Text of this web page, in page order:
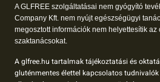
A GLFREE szolgáltatásai nem gyógyító
Company Kft. nem nyújt egészségügyi
megosztott információk nem helyettesítik az
szaktanácsokat.
A glfree.hu tartalmak tájékoztatási és
gluténmentes élettel kapcsolatos